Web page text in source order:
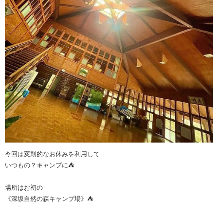
今回は変則的なお休みを利用して
いつもの？キャンプに⛺️
場所はお初の
《深坂自然の森キャンプ場》⛺️